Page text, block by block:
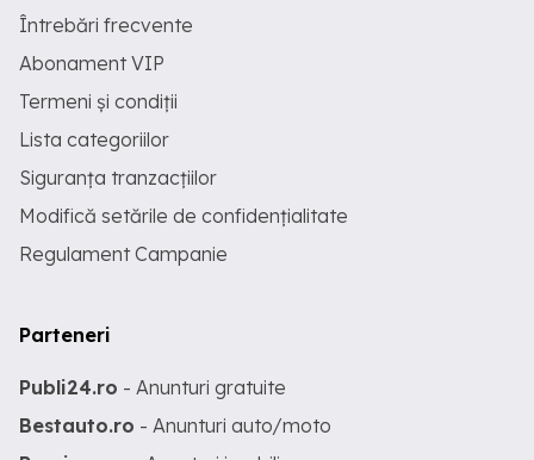
Întrebări frecvente
Abonament VIP
Termeni și condiții
Lista categoriilor
Siguranța tranzacțiilor
Modifică setările de confidențialitate
Regulament Campanie
Parteneri
Publi24.ro - Anunturi gratuite
Bestauto.ro - Anunturi auto/moto